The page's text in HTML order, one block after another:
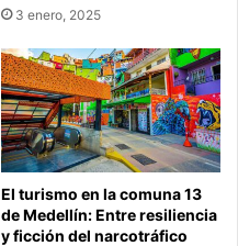
3 enero, 2025
El turismo en la comuna 13
de Medellín: Entre resiliencia
y ficción del narcotráfico